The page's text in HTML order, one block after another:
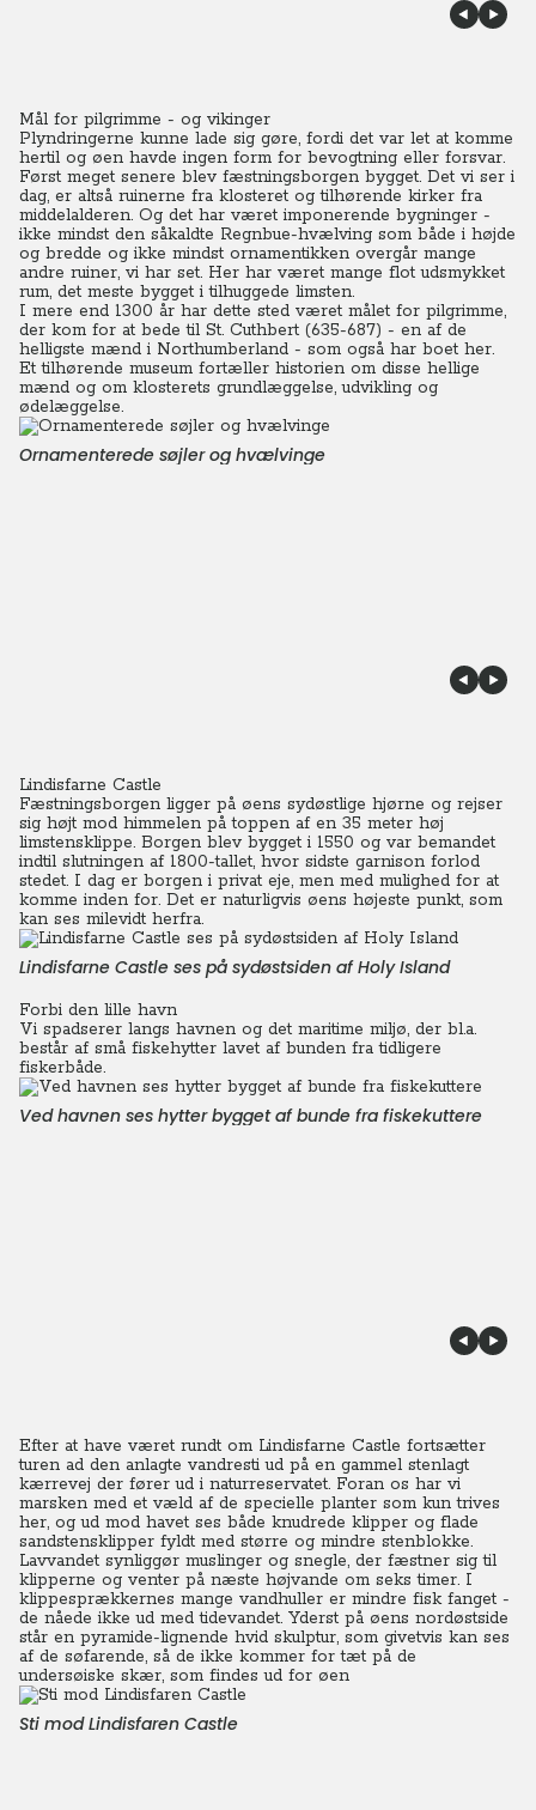
Mål for pilgrimme - og vikinger
Plyndringerne kunne lade sig gøre, fordi det var let at komme
hertil og øen havde ingen form for bevogtning eller forsvar.
Først meget senere blev fæstningsborgen bygget. Det vi ser i
dag, er altså ruinerne fra klosteret og tilhørende kirker fra
middelalderen. Og det har været imponerende bygninger -
ikke mindst den såkaldte Regnbue-hvælving som både i højde
og bredde og ikke mindst ornamentikken overgår mange
andre ruiner, vi har set. Her har været mange flot udsmykket
rum, det meste bygget i tilhuggede limsten.
I mere end 1300 år har dette sted været målet for pilgrimme,
der kom for at bede til St. Cuthbert (635-687) - en af de
helligste mænd i Northumberland - som også har boet her.
Et tilhørende museum fortæller historien om disse hellige
mænd og om klosterets grundlæggelse, udvikling og
ødelæggelse.
Ornamenterede søjler og hvælvinge
Lindisfarne Castle
Fæstningsborgen ligger på øens sydøstlige hjørne og rejser
sig højt mod himmelen på toppen af en 35 meter høj
limstensklippe. Borgen blev bygget i 1550 og var bemandet
indtil slutningen af 1800-tallet, hvor sidste garnison forlod
stedet. I dag er borgen i privat eje, men med mulighed for at
komme inden for. Det er naturligvis øens højeste punkt, som
kan ses milevidt herfra.
Lindisfarne Castle ses på sydøstsiden af Holy Island
Forbi den lille havn
Vi spadserer langs havnen og det maritime miljø, der bl.a.
består af små fiskehytter lavet af bunden fra tidligere
fiskerbåde.
Ved havnen ses hytter bygget af bunde fra fiskekuttere
Efter at have været rundt om Lindisfarne Castle fortsætter
turen ad den anlagte vandresti ud på en gammel stenlagt
kærrevej der fører ud i naturreservatet. Foran os har vi
marsken med et væld af de specielle planter som kun trives
her, og ud mod havet ses både knudrede klipper og flade
sandstensklipper fyldt med større og mindre stenblokke.
Lavvandet synliggør muslinger og snegle, der fæstner sig til
klipperne og venter på næste højvande om seks timer. I
klippesprækkernes mange vandhuller er mindre fisk fanget -
de nåede ikke ud med tidevandet. Yderst på øens nordøstside
står en pyramide-lignende hvid skulptur, som givetvis kan ses
af de søfarende, så de ikke kommer for tæt på de
undersøiske skær, som findes ud for øen
Sti mod Lindisfaren Castle